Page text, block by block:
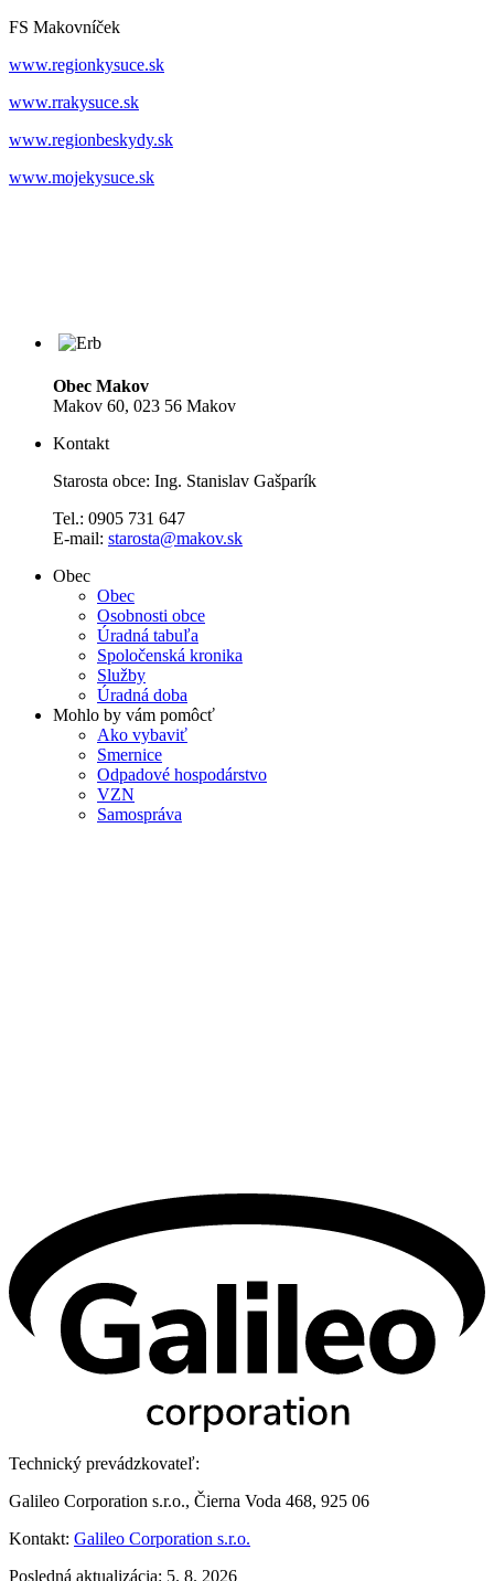
FS Makovníček
www.regionkysuce.sk
www.rrakysuce.sk
www.regionbeskydy.sk
www.mojekysuce.sk
Obec Makov
Makov 60, 023 56 Makov
Kontakt
Starosta obce: Ing. Stanislav Gašparík
Tel.: 0905 731 647
E-mail: starosta@makov.sk
Obec
Obec
Osobnosti obce
Úradná tabuľa
Spoločenská kronika
Služby
Úradná doba
Mohlo by vám pomôcť
Ako vybaviť
Smernice
Odpadové hospodárstvo
VZN
Samospráva
Technický prevádzkovateľ:
Galileo Corporation s.r.o., Čierna Voda 468, 925 06
Kontakt: Galileo Corporation s.r.o.
Posledná aktualizácia: 5. 8. 2026